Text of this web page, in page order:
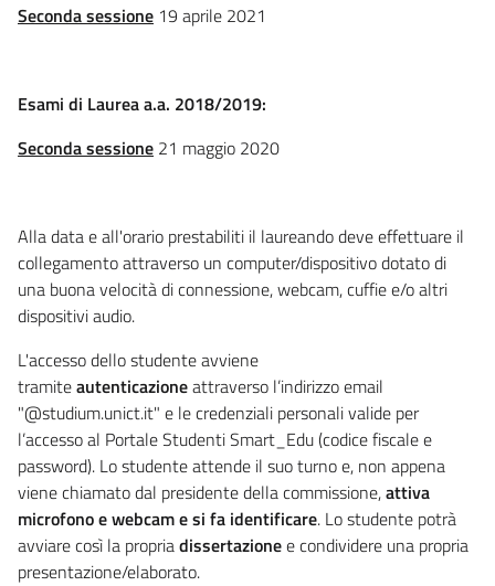
Seconda sessione 19 aprile 2021
Esami di Laurea a.a. 2018/2019:
Seconda sessione 21 maggio 2020
Alla data e all'orario prestabiliti il laureando deve effettuare il
collegamento attraverso un computer/dispositivo dotato di
una buona velocità di connessione, webcam, cuffie e/o altri
dispositivi audio.
L'accesso dello studente avviene
tramiteautenticazioneattraverso l’indirizzo email
"@studium.unict.it" e le credenziali personali valide per
l’accesso al Portale Studenti Smart_Edu (codice fiscale e
password). Lo studente attende il suo turno e, non appena
viene chiamato dal presidente della commissione,attiva
microfono e webcam e si fa identificare. Lo studente potrà
avviare così la propriadissertazionee condividere una propria
presentazione/elaborato.​